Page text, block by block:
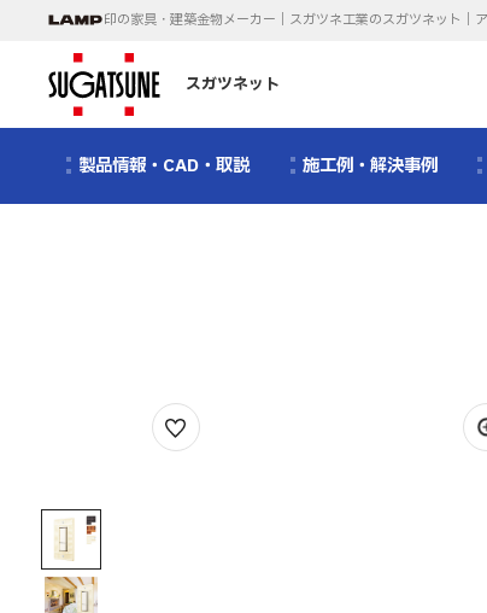
印の家具・建築金物メーカー｜スガツネ工業のスガツネット｜
スガツネット
製品情報・CAD・取説 施工例・解決事例